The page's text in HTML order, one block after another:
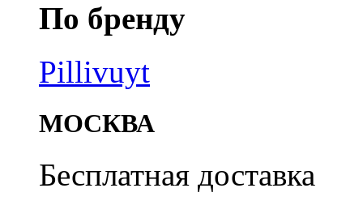
По бренду
Pillivuyt
МОСКВА
Бесплатная доставка